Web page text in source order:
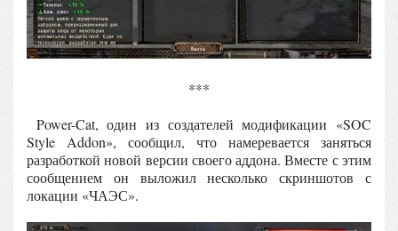
***
Power-Cat, один из создателей модификации «SOC
Style Addon», сообщил, что намеревается заняться
разработкой новой версии своего аддона. Вместе с этим
сообщением он выложил несколько скриншотов с
локации «ЧАЭС».